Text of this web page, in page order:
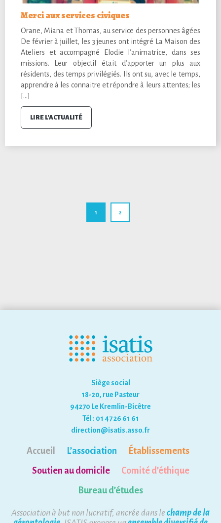
Merci aux services civiques
Orane, Miana et Thomas, au service des personnes âgées
De février à juillet, les 3 jeunes ont intégré La Maison des
Ateliers et accompagné Elodie l’animatrice, dans ses
missions. Leur objectif était d’apporter un plus aux
résidents, des temps privilégiés. Ils ont su, avec le temps,
apprendre à les connaitre et répondre à leurs attentes; les
[…]
LIRE L'ACTUALITÉ
1 2
Siège social
18-20, rue Pasteur
94270 Le Kremlin-Bicêtre
Tél : 01 47 26 61 61
direction@isatis.asso.fr
Accueil L’association
Établissements
Soutien au domicile
Comité d’éthique
Bureau d’études
Association à but non lucratif, ancrée dans le champ de la